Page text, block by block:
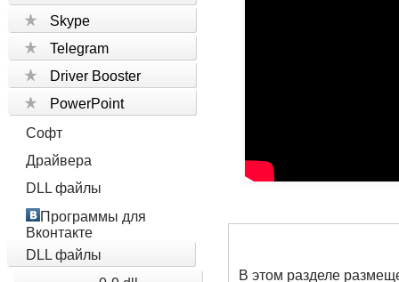
Skype
Telegram
Driver Booster
PowerPoint
Софт
Драйвера
DLL файлы
Программы для
Вконтакте
DLL файлы
В этом разделе